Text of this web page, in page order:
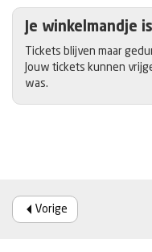
Je winkelmandje
Tickets blijven maar
Jouw tickets kunnen
was.
Vorige